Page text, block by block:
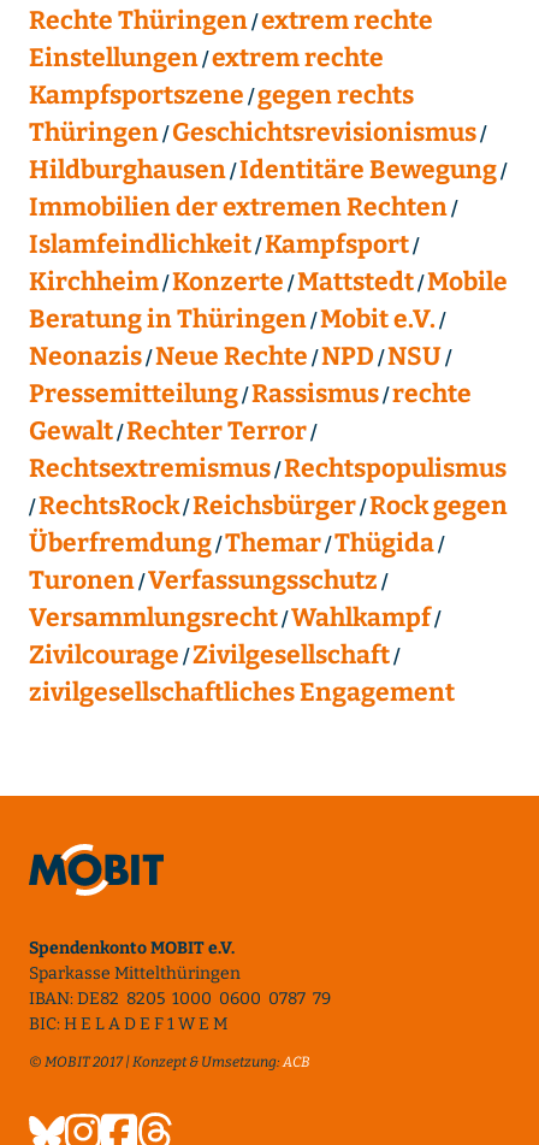
Rechte Thüringen extrem rechte
Einstellungen extrem rechte
Kampfsportszene gegen rechts
Thüringen Geschichtsrevisionismus
Hildburghausen Identitäre Bewegung
Immobilien der extremen Rechten
Islamfeindlichkeit Kampfsport
Kirchheim Konzerte Mattstedt Mobile
Beratung in Thüringen Mobit e.V.
Neonazis Neue Rechte NPD NSU
Pressemitteilung Rassismus rechte
Gewalt Rechter Terror
Rechtsextremismus Rechtspopulismus
RechtsRock Reichsbürger Rock gegen
Überfremdung Themar Thügida
Turonen Verfassungsschutz
Versammlungsrecht Wahlkampf
Zivilcourage Zivilgesellschaft
zivilgesellschaftliches Engagement
Spendenkonto MOBIT e.V.
Sparkasse Mittelthüringen
IBAN: DE82 8205 1000 0600 0787 79
BIC: H E L A D E F 1 W E M
© MOBIT 2017 | Konzept & Umsetzung:ACB